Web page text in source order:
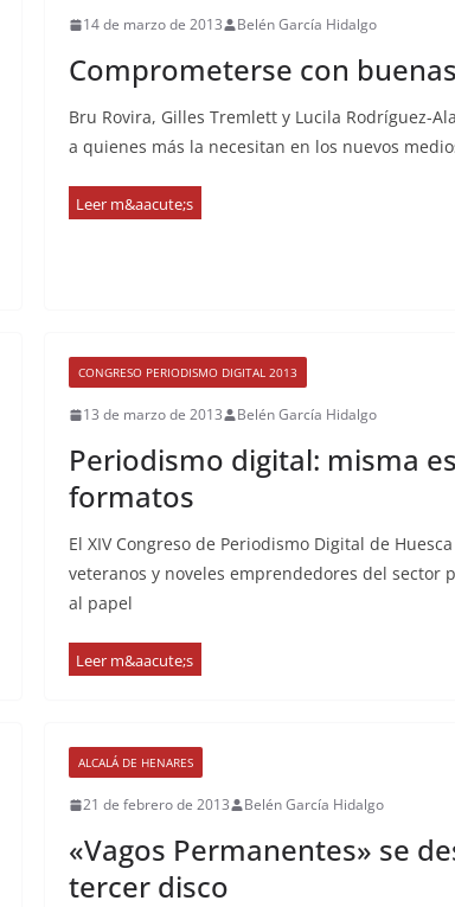
14 de marzo de 2013 Belén García Hidalgo
Comprometerse con
Bru Rovira, Gilles Tremlett y Lucila Rodríguez-
a quienes más la necesitan en los nuevos
CONGRESO PERIODISMO DIGITAL 2013
13 de marzo de 2013 Belén García Hidalgo
Periodismo digital: misma
formatos
El XIV Congreso de Periodismo Digital de
veteranos y noveles emprendedores del sector
al papel
ALCALÁ DE HENARES
21 de febrero de 2013 Belén García Hidalgo
«Vagos Permanentes» se
tercer disco